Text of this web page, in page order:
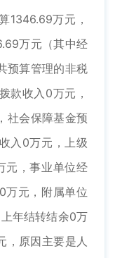
万元，
万元（其中经
预算管理的非税
款收入0万元，
社会保障基金预
入0万元，上级
元，事业单位经
万元，附属单位
年结转结余0万
，原因主要是人